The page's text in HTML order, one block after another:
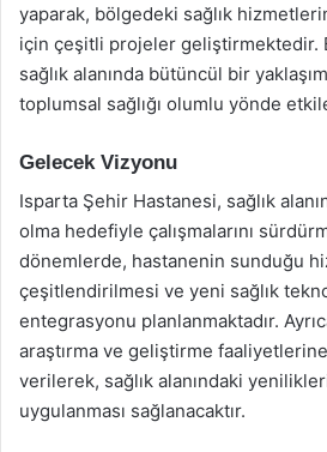
yaparak, bölgedeki sağlık
için çeşitli projeler geliştirmektedir.
sağlık alanında bütüncül bir
toplumsal sağlığı olumlu yönde
Gelecek Vizyonu
Isparta Şehir Hastanesi, sağlık
olma hedefiyle çalışmalarını
dönemlerde, hastanenin sunduğu
çeşitlendirilmesi ve yeni sağlık
entegrasyonu planlanmaktadır.
araştırma ve geliştirme
verilerek, sağlık alanındaki
uygulanması sağlanacaktır.